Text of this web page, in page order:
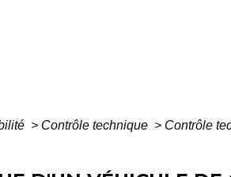
> Contrôle technique > Contrôle